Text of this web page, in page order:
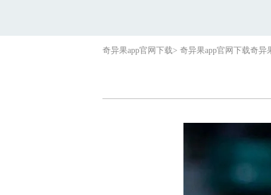
奇异果app官网下载> 奇异果app官网下载奇异